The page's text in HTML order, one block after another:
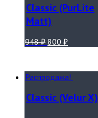
Classic (PurLite
Matt)
948₽ 800 ₽
Распродажа!
Classic (Velur X)